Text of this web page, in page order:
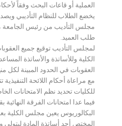
العملية أو قاعات البحث وفقاً
يخضع الطلاب للنظام التأديبي
مجلس التأديب من رئيس الجامعة
طلب العميد.
لمجلس التأديب توقيع جميع
الكلية وللأساتذة والأساتذة
العقوبات في الحدود المبينة لكل
مع مراعاة أحكام اللائحة التنفيذية
للكليات تحديد نظم الامتحانات
فيما عدا امتحانات الفرقة
البكالوريوس يعين مجلس الكلية
المختص أحد أساتذة المادة